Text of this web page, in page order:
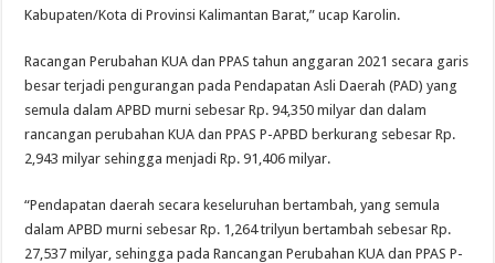
Kabupaten/Kota di Provinsi Kalimantan Barat,” ucap Karolin.
Racangan Perubahan KUA dan PPAS tahun anggaran 2021 secara garis
besar terjadi pengurangan pada Pendapatan Asli Daerah (PAD) yang
semula dalam APBD murni sebesar Rp. 94,350 milyar dan dalam
rancangan perubahan KUA dan PPAS P-APBD berkurang sebesar Rp.
2,943 milyar sehingga menjadi Rp. 91,406 milyar.
“Pendapatan daerah secara keseluruhan bertambah, yang semula
dalam APBD murni sebesar Rp. 1,264 trilyun bertambah sebesar Rp.
27,537 milyar, sehingga pada Rancangan Perubahan KUA dan PPAS P-